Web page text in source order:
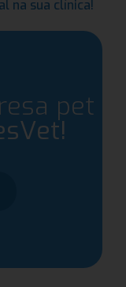
na sua clínica!
pet